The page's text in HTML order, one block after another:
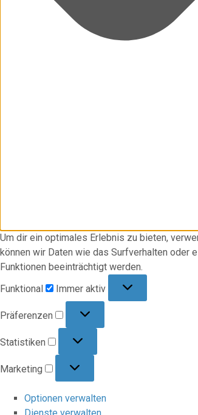
Um dir ein optimales Erlebnis zu bieten,
können wir Daten wie das Surfverhalten oder
Funktionen beeinträchtigt werden.
Funktional
Immer aktiv
Präferenzen
Statistiken
Marketing
Optionen verwalten